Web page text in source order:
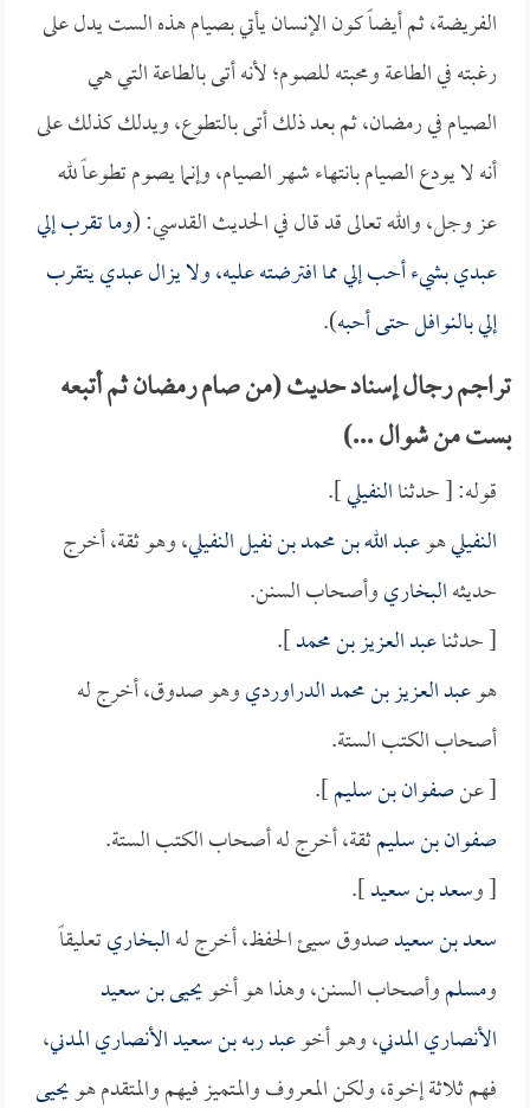
الفريضة، ثم أيضاً كون الإنسان يأتي بصيام هذه الست يدل على
رغبته في الطاعة ومحبته للصوم؛ لأنه أتى بالطاعة التي هي
الصيام في رمضان، ثم بعد ذلك أتى بالتطوع، ويدلك كذلك على
أنه لا يودع الصيام بانتهاء شهر الصيام، وإنما يصوم تطوعاً لله
عز وجل، والله تعالى قد قال في الحديث القدسي: (وما تقرب إلي
عبدي بشيء أحب إلي مما افترضته عليه، ولا يزال عبدي يتقرب
إلي بالنوافل حتى أحبه).
تراجم رجال إسناد حديث (من صام رمضان ثم أتبعه
بست من شوال ...)
قوله: [ حدثناالنفيلي].
النفيليهوعبد الله بن محمد بن نفيل النفيلي، وهو ثقة، أخرج
حديثهالبخاريوأصحاب السنن.
[ حدثناعبد العزيز بن محمد].
هوعبد العزيز بن محمد الدراورديوهو صدوق، أخرج له
أصحاب الكتب الستة.
[ عنصفوان بن سليم].
صفوان بن سليمثقة، أخرج له أصحاب الكتب الستة.
[ وسعد بن سعيد].
سعد بن سعيدصدوق سيئ الحفظ، أخرج لهالبخاريتعليقاً
ومسلموأصحاب السنن، وهذا هو أخويحيى بن سعيد
الأنصاري المدني، وهو أخوعبد ربه بن سعيد الأنصاري المدني،
فهم ثلاثة إخوة، ولكن المعروف والمتميز فيهم والمتقدم هويحيى